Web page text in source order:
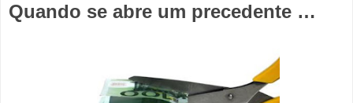
Quando se abre um precedente …